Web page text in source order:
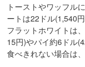
トーストやワッフル
ートは22ドル(1,540
フラットホワイトは
15円)やパイ約6ドル
食べきれない場合は